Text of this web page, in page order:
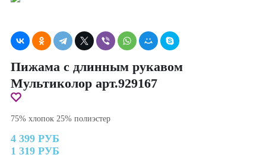
Пижама с длинным рукавом
Мультиколор арт.929167
75% хлопок 25% полиэстер
4 399 РУБ
1 319 РУБ